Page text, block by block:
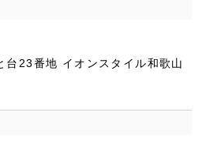
台23番地 イオンスタイル和歌山